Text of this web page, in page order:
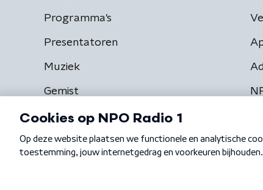
Programma's
Presentatoren
Muziek
Gemist
Algemene voorwaarden Privacybeleid